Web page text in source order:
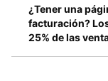
¿Tener una
facturación?
25% de las